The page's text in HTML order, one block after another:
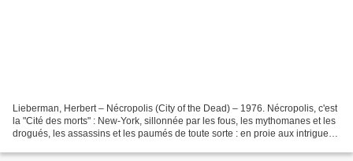
Lieberman, Herbert – Nécropolis (City of the Dead) – 1976. Nécropolis, c'est
la "Cité des morts" : New-York, sillonnée par les fous, les mythomanes et les
drogués, les assassins et les paumés de toute sorte : en proie aux intrigues